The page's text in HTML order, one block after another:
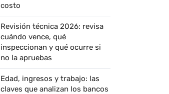
costo
Revisión técnica 2026: revisa
cuándo vence, qué
inspeccionan y qué ocurre si
no la apruebas
Edad, ingresos y trabajo: las
claves que analizan los bancos